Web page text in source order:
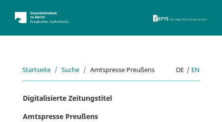
Startseite Suche Amtspresse Preußens DE | EN
Digitalisierte Zeitungstitel
Amtspresse Preußens